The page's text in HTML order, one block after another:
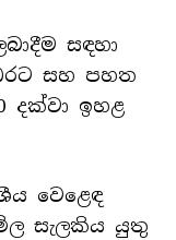
සඳහා
සහ පහත
දක්වා ඉහළ
වෙළෙඳ
සැලකිය යුතු